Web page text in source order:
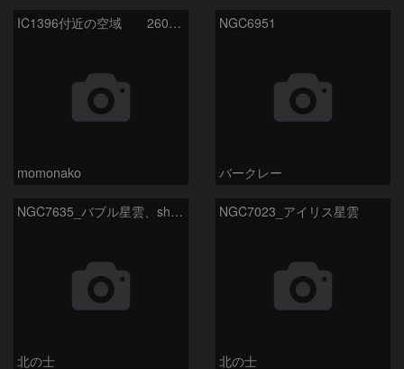
IC1396付近の空域 260720
momonako
NGC6951
バークレー
NGC7635_バブル星雲、sh2-157_くわがた星雲
北の士
NGC7023_アイリス星雲
北の士